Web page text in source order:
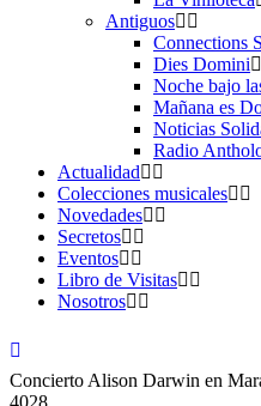
Antiguos
Connections
Dies Domini
Noche bajo
Mañana es
Noticias
Radio
Actualidad
Colecciones musicales
Novedades
Secretos
Eventos
Libro de Visitas
Nosotros
Concierto Alison Darwin en
4028